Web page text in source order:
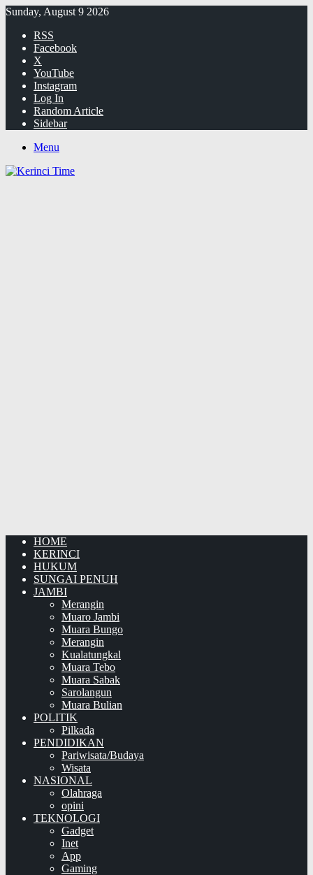
Sunday, August 9 2026
RSS
Facebook
X
YouTube
Instagram
Log In
Random Article
Sidebar
Menu
HOME
KERINCI
HUKUM
SUNGAI PENUH
JAMBI
Merangin
Muaro Jambi
Muara Bungo
Merangin
Kualatungkal
Muara Tebo
Muara Sabak
Sarolangun
Muara Bulian
POLITIK
Pilkada
PENDIDIKAN
Pariwisata/Budaya
Wisata
NASIONAL
Olahraga
opini
TEKNOLOGI
Gadget
Inet
App
Gaming